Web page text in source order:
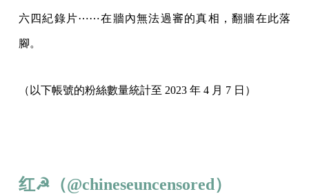
六四紀錄片⋯⋯在牆內無法過審的真相，翻牆在此落
腳。
（以下帳號的粉絲數量統計至 2023 年 4 月 7 日）
红☭ （@chineseuncensored）